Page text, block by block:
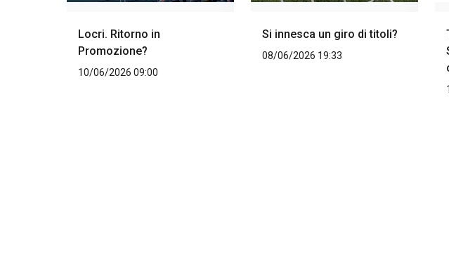
Locri. Ritorno in
Promozione?
10/06/2026 09:00
Si innesca un giro di titoli?
08/06/2026 19:33